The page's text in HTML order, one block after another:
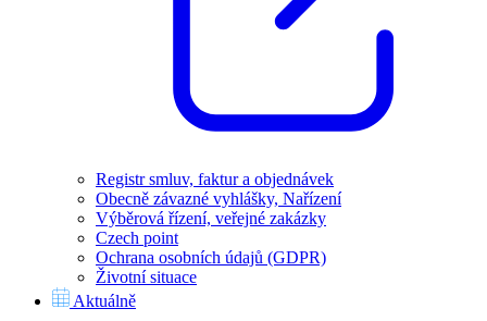
Registr smluv, faktur a objednávek
Obecně závazné vyhlášky, Nařízení
Výběrová řízení, veřejné zakázky
Czech point
Ochrana osobních údajů (GDPR)
Životní situace
Aktuálně